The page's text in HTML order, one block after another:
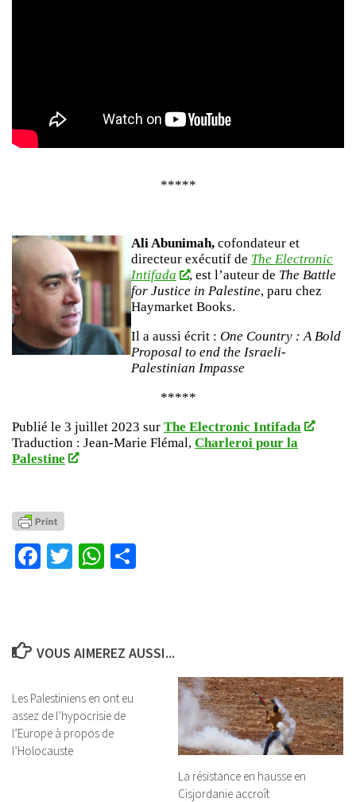
*****
Ali Abunimah, cofondateur et
directeur exécutif de The Electronic
Intifada
, est l’auteur de The Battle
for Justice in Palestine, paru chez
Haymarket Books.
Il a aussi écrit : One Country : A Bold
Proposal to end the Israeli-
Palestinian Impasse
*****
Publié le 3 juillet 2023 sur The Electronic Intifada
Traduction : Jean-Marie Flémal, Charleroi pour la
Palestine
Facebook
TwitterWhatsApp
VOUS AIMEREZ AUSSI...
Les Palestiniens en ont eu
assez de l’hypocrisie de
l’Europe à propos de
l’Holocauste
La résistance en hausse en
Cisjordanie accroît